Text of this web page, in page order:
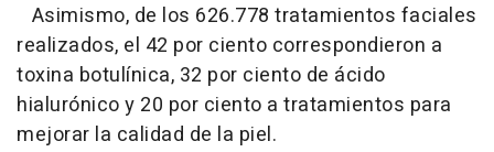
Asimismo, de los 626.778 tratamientos faciales
realizados, el 42 por ciento correspondieron a
toxina botulínica, 32 por ciento de ácido
hialurónico y 20 por ciento a tratamientos para
mejorar la calidad de la piel.